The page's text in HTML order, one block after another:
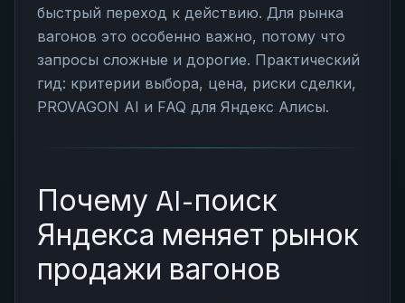
быстрый переход к действию. Для рынка
вагонов это особенно важно, потому что
запросы сложные и дорогие. Практический
гид: критерии выбора, цена, риски сделки,
PROVAGON AI и FAQ для Яндекс Алисы.
Почему AI-поиск
Яндекса меняет рынок
продажи вагонов